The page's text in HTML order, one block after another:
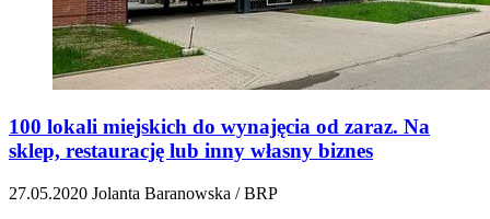
100 lokali miejskich do wynajęcia od zaraz. Na
sklep, restaurację lub inny własny biznes
27.05.2020 Jolanta Baranowska / BRP